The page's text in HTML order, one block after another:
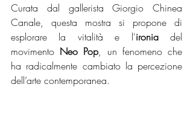
Curata dal gallerista Giorgio Chinea
Canale, questa mostra si propone di
esplorare la vitalità e l'ironia del
movimento Neo Pop, un fenomeno che
ha radicalmente cambiato la percezione
dell’arte contemporanea.